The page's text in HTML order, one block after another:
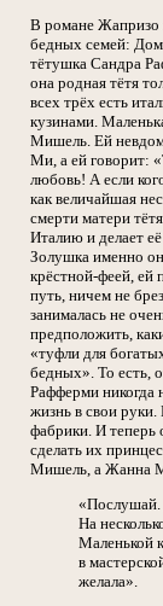
В романе Жапризо
бедных семей:
тётушка Сандра
она родная тётя
всех трёх есть
кузинами.
Мишель. Ей
Ми, а ей говорит:
любовь! А если
как величайшая
смерти матери
Италию и делает
Золушка именно
крёстной-феей, ей
путь, ничем не
занималась не
предположить,
«туфли для
бедных». То есть,
Рафферми никогда
жизнь в свои
фабрики. И теперь
сделать их
Мишель, а Жанна
«Послушай.
На
Маленькой
в
желала».